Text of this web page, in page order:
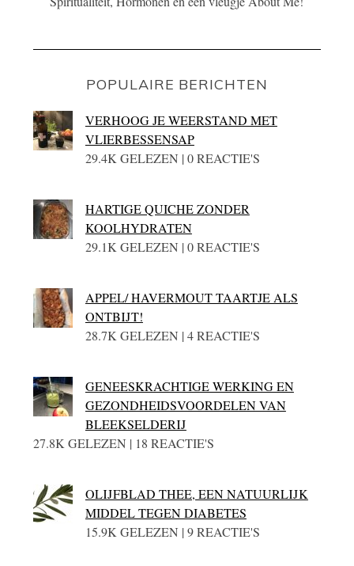
POPULAIRE BERICHTEN
VERHOOG JE WEERSTAND MET
VLIERBESSENSAP
29.4K GELEZEN | 0 REACTIE'S
HARTIGE QUICHE ZONDER
KOOLHYDRATEN
29.1K GELEZEN | 0 REACTIE'S
APPEL/ HAVERMOUT TAARTJE ALS
ONTBIJT!
28.7K GELEZEN | 4 REACTIE'S
GENEESKRACHTIGE WERKING EN
GEZONDHEIDSVOORDELEN VAN
BLEEKSELDERIJ
27.8K GELEZEN | 18 REACTIE'S
OLIJFBLAD THEE, EEN NATUURLIJK
MIDDEL TEGEN DIABETES
15.9K GELEZEN | 9 REACTIE'S